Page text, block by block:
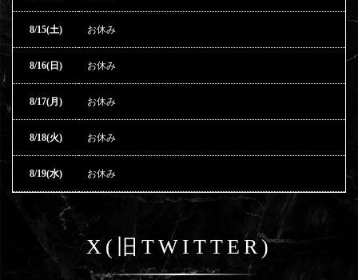
8/15(土)
8/16(日)
8/17(月)
8/18(火)
8/19(水)
お休み
お休み
お休み
お休み
お休み
X(旧TWITTER)